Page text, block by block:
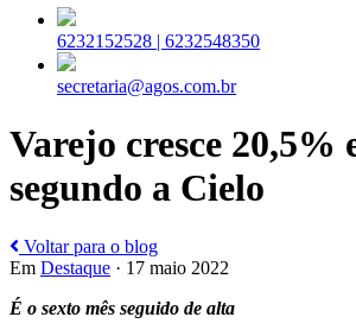
6232152528 | 6232548350
secretaria@agos.com.br
Varejo cresce 20,5%
segundo a Cielo
Voltar para o blog
Em Destaque · 17 maio 2022
É o sexto mês seguido de alta